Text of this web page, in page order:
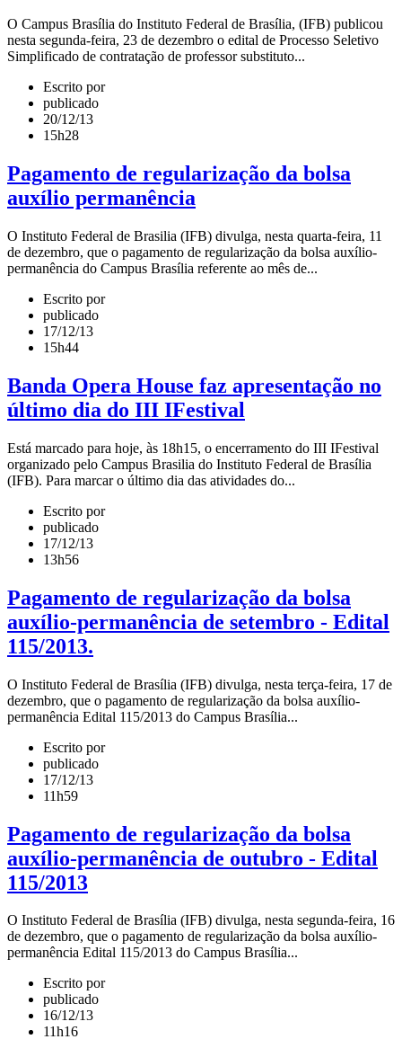
O Campus Brasília do Instituto Federal de Brasília, (IFB) publicou
nesta segunda-feira, 23 de dezembro o edital de Processo Seletivo
Simplificado de contratação de professor substituto...
Escrito por
publicado
20/12/13
15h28
Pagamento de regularização da bolsa
auxílio permanência
O Instituto Federal de Brasilia (IFB) divulga, nesta quarta-feira, 11
de dezembro, que o pagamento de regularização da bolsa auxílio-
permanência do Campus Brasília referente ao mês de...
Escrito por
publicado
17/12/13
15h44
Banda Opera House faz apresentação no
último dia do III IFestival
Está marcado para hoje, às 18h15, o encerramento do III IFestival
organizado pelo Campus Brasilia do Instituto Federal de Brasília
(IFB). Para marcar o último dia das atividades do...
Escrito por
publicado
17/12/13
13h56
Pagamento de regularização da bolsa
auxílio-permanência de setembro - Edital
115/2013.
O Instituto Federal de Brasília (IFB) divulga, nesta terça-feira, 17 de
dezembro, que o pagamento de regularização da bolsa auxílio-
permanência Edital 115/2013 do Campus Brasília...
Escrito por
publicado
17/12/13
11h59
Pagamento de regularização da bolsa
auxílio-permanência de outubro - Edital
115/2013
O Instituto Federal de Brasília (IFB) divulga, nesta segunda-feira, 16
de dezembro, que o pagamento de regularização da bolsa auxílio-
permanência Edital 115/2013 do Campus Brasília...
Escrito por
publicado
16/12/13
11h16